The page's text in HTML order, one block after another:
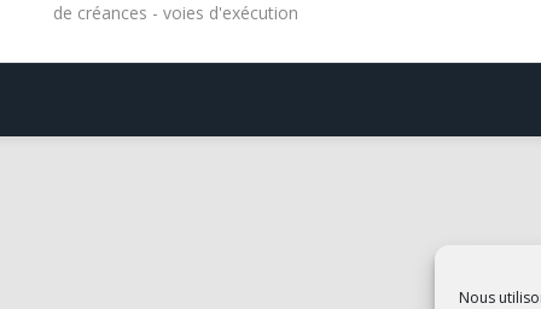
Nous
de créances - voies d'exécution